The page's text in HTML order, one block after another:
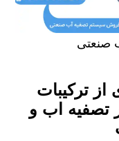
صنعتی
از ترکیبات
تصفیه اب و